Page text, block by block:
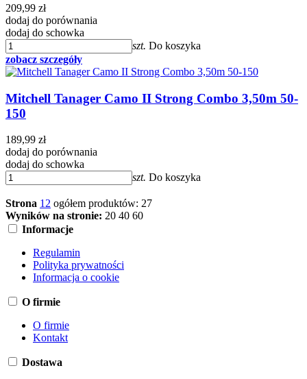
209,99 zł
dodaj do porównania
dodaj do schowka
szt. Do koszyka
zobacz szczegóły
Mitchell Tanager Camo II Strong Combo 3,50m 50-
150
189,99 zł
dodaj do porównania
dodaj do schowka
szt. Do koszyka
Strona 1 2 ogółem produktów: 27
Wyników na stronie: 20 40 60
Informacje
Regulamin
Polityka prywatności
Informacja o cookie
O firmie
O firmie
Kontakt
Dostawa